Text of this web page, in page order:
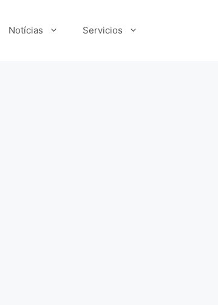
Notícias Servicios